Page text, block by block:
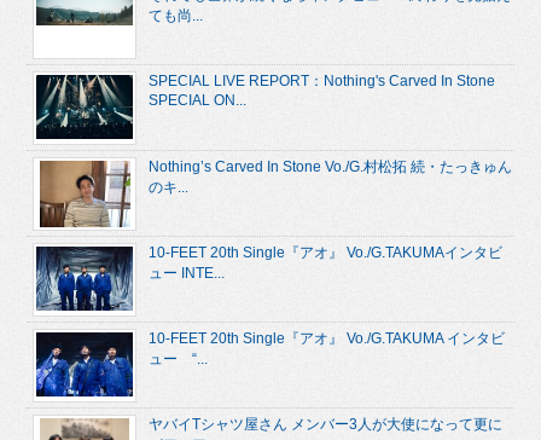
ても尚...
SPECIAL LIVE REPORT：Nothing's Carved In Stone
SPECIAL ON...
Nothing’s Carved In Stone Vo./G.村松拓 続・たっきゅん
のキ...
10-FEET 20th Single『アオ』 Vo./G.TAKUMAインタビ
ュー INTE...
10-FEET 20th Single『アオ』 Vo./G.TAKUMA インタビ
ュー “...
ヤバイTシャツ屋さん メンバー3人が大使になって更に